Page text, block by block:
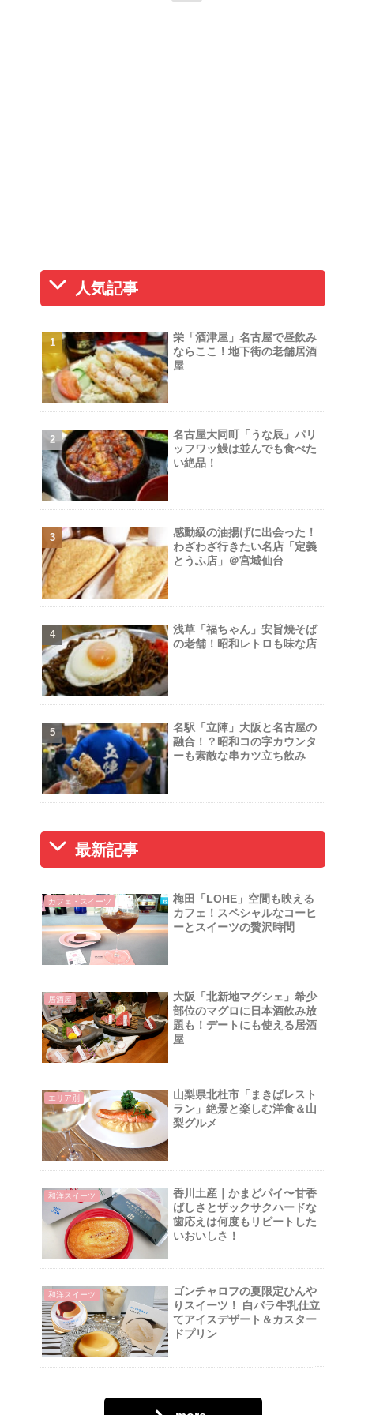
人気記事
栄「酒津屋」名古屋で昼飲み
ならここ！地下街の老舗居酒
屋
名古屋大同町「うな辰」パリ
ッフワッ鰻は並んでも食べた
い絶品！
感動級の油揚げに出会った！
わざわざ行きたい名店「定義
とうふ店」＠宮城仙台
浅草「福ちゃん」安旨焼そば
の老舗！昭和レトロも味な店
名駅「立陣」大阪と名古屋の
融合！？昭和コの字カウンタ
ーも素敵な串カツ立ち飲み
最新記事
カフェ・スイーツ
梅田「LOHE」空間も映える
カフェ！スペシャルなコーヒ
ーとスイーツの贅沢時間
居酒屋
大阪「北新地マグシェ」希少
部位のマグロに日本酒飲み放
題も！デートにも使える居酒
屋
エリア別
山梨県北杜市「まきばレスト
ラン」絶景と楽しむ洋食＆山
梨グルメ
和洋スイーツ
香川土産｜かまどパイ〜甘香
ばしさとザックサクハードな
歯応えは何度もリピートした
いおいしさ！
和洋スイーツ
ゴンチャロフの夏限定ひんや
りスイーツ！ 白バラ牛乳仕立
てアイスデザート＆カスター
ドプリン